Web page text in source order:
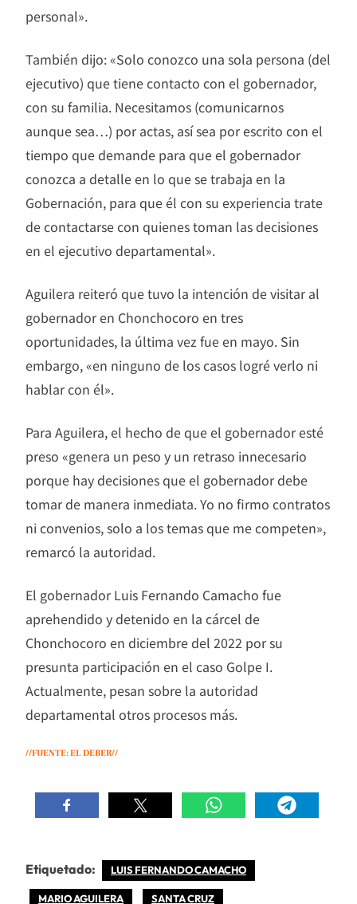
personal».
También dijo: «Solo conozco una sola persona (del
ejecutivo) que tiene contacto con el gobernador,
con su familia. Necesitamos (comunicarnos
aunque sea…) por actas, así sea por escrito con el
tiempo que demande para que el gobernador
conozca a detalle en lo que se trabaja en la
Gobernación, para que él con su experiencia trate
de contactarse con quienes toman las decisiones
en el ejecutivo departamental».
Aguilera reiteró que tuvo la intención de visitar al
gobernador en Chonchocoro en tres
oportunidades, la última vez fue en mayo. Sin
embargo, «en ninguno de los casos logré verlo ni
hablar con él».
Para Aguilera, el hecho de que el gobernador esté
preso «genera un peso y un retraso innecesario
porque hay decisiones que el gobernador debe
tomar de manera inmediata. Yo no firmo contratos
ni convenios, solo a los temas que me competen»,
remarcó la autoridad.
El gobernador Luis Fernando Camacho fue
aprehendido y detenido en la cárcel de
Chonchocoro en diciembre del 2022 por su
presunta participación en el caso Golpe I.
Actualmente, pesan sobre la autoridad
departamental otros procesos más.
//FUENTE: EL DEBER//
Etiquetado: LUIS FERNANDO CAMACHO
MARIO AGUILERA SANTA CRUZ